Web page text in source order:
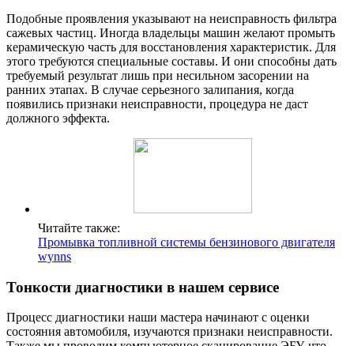
Подобные проявления указывают на неисправность фильтра
сажевых частиц. Иногда владельцы машин желают промыть
керамическую часть для восстановления характеристик. Для
этого требуются специальные составы. И они способны дать
требуемый результат лишь при несильном засорении на
ранних этапах. В случае серьезного залипания, когда
появились признаки неисправности, процедура не даст
должного эффекта.
Читайте также:
Промывка топливной системы бензинового двигателя
wynns
Тонкости диагностики в нашем сервисе
Процесс диагностики наши мастера начинают с оценки
состояния автомобиля, изучаются признаки неисправности.